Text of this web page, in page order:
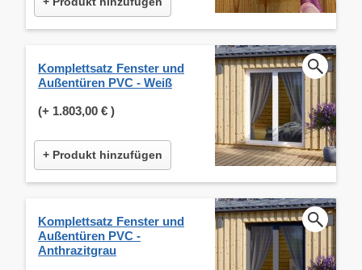
Komplettsatz Fenster und
Außentüren PVC - Weiß
(+ 1.803,00 € )
+ Produkt hinzufügen
Komplettsatz Fenster und
Außentüren PVC -
Anthrazitgrau